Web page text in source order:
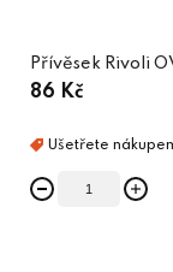
Přívěsek Rivoli
86 Kč